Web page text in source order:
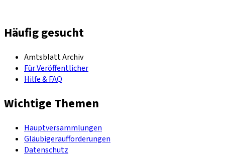
Häufig gesucht
Amtsblatt Archiv
Für Veröffentlicher
Hilfe & FAQ
Wichtige Themen
Hauptversammlungen
Gläubigeraufforderungen
Datenschutz